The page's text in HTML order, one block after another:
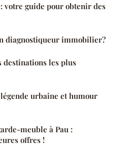
votre guide pour obtenir des
diagnostiqueur immobilier?
destinations les plus
urbaine et humour
meuble à Pau :
offres !